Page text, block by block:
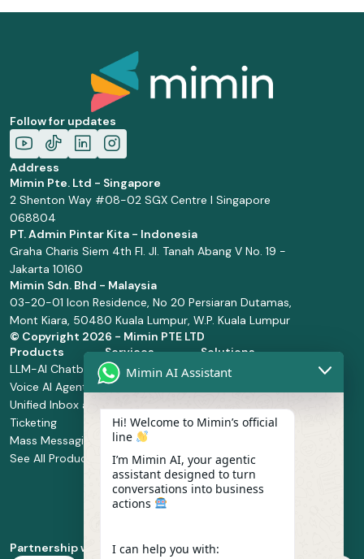
Follow for updates
Address
Mimin Pte. Ltd - Singapore
2 Shenton Way #08-02 SGX Centre I Singapore
068804
PT. Admin Pintar Kita - Indonesia
Graha Charis Siem 4th Fl. Jl. Tanah Abang V No. 19 -
Jakarta 10160
Mimin Sdn. Bhd - Malaysia
03-20-01 Icon Residence, No 20 Persiaran Dutamas,
Mont Kiara, 50480 Kuala Lumpur, W.P. Kuala Lumpur
© Copyright 2026 - Mimin PTE LTD
Products
LLM-AI Chatbot
Voice AI Agents
Unified Inbox and
Ticketing
Mass Messaging
See All Products
Services
Solution Design
and
Manage Service
Integration
Service
Implementation
Whatsapp
Business Platform
Solutions
Retail and
Health and
Food and
Beverage
Partnership with
Mimin AI Assistant
Hi! Welcome to Mimin’s official
line
I’m Mimin AI, your agentic
assistant designed to turn
conversations into business
actions
I can help you with: